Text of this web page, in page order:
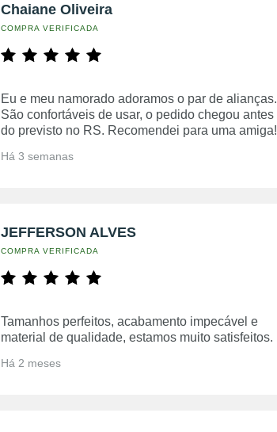
Chaiane Oliveira
COMPRA VERIFICADA
Eu e meu namorado adoramos o par de alianças.
São confortáveis de usar, o pedido chegou antes
do previsto no RS. Recomendei para uma amiga!
Há 3 semanas
JEFFERSON ALVES
COMPRA VERIFICADA
Tamanhos perfeitos, acabamento impecável e
material de qualidade, estamos muito satisfeitos.
Há 2 meses